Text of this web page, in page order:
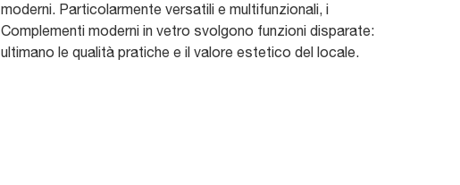
moderni. Particolarmente versatili e multifunzionali, i
Complementi moderni in vetro svolgono funzioni disparate:
ultimano le qualità pratiche e il valore estetico del locale.